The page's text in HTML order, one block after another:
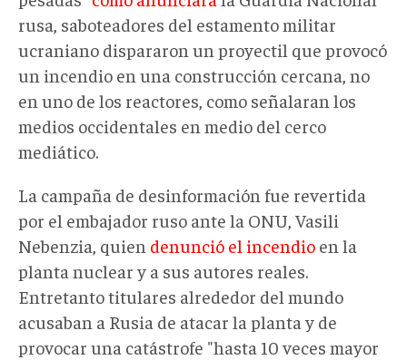
rusa, saboteadores del estamento militar
ucraniano dispararon un proyectil que provocó
un incendio en una construcción cercana, no
en uno de los reactores, como señalaran los
medios occidentales en medio del cerco
mediático.
La campaña de desinformación fue revertida
por el embajador ruso ante la ONU, Vasili
Nebenzia, quien denunció el incendio en la
planta nuclear y a sus autores reales.
Entretanto titulares alrededor del mundo
acusaban a Rusia de atacar la planta y de
provocar una catástrofe "hasta 10 veces mayor